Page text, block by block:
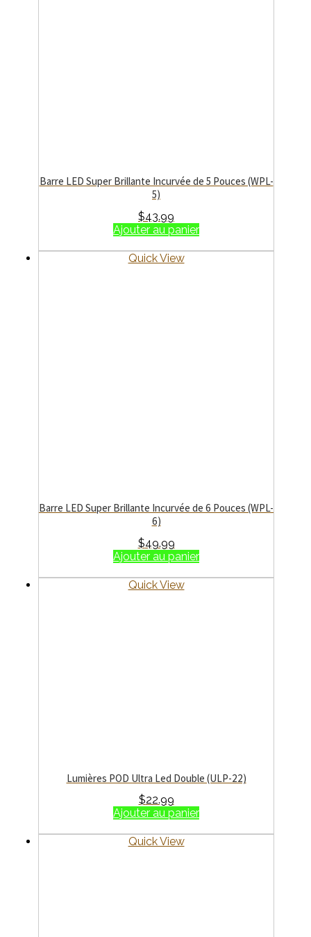
Barre LED Super Brillante Incurvée de 5 Pouces (WPL-
5)
$43.99
Ajouter au panier
Quick View
Barre LED Super Brillante Incurvée de 6 Pouces (WPL-
6)
$49.99
Ajouter au panier
Quick View
Lumières POD Ultra Led Double (ULP-22)
$22.99
Ajouter au panier
Quick View